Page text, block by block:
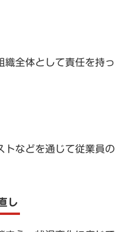
織全体として責任を持っ
トなどを通じて従業員の
し